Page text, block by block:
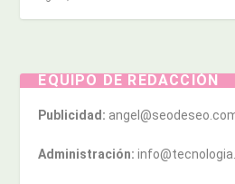
EQUIPO DE REDACCIÓN
Publicidad:
Administración: